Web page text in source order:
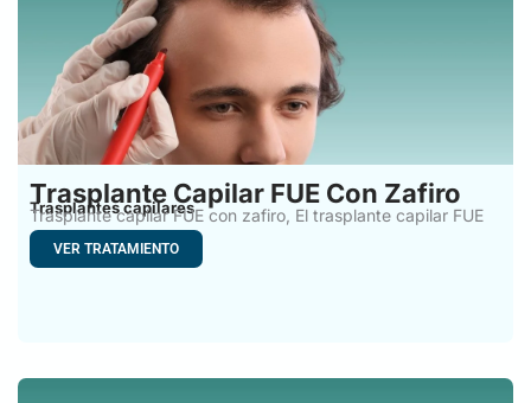
Trasplante Capilar FUE Con Zafiro
Trasplantes capilares
Trasplante capilar FUE con zafiro, El trasplante capilar FUE
con
VER TRATAMIENTO